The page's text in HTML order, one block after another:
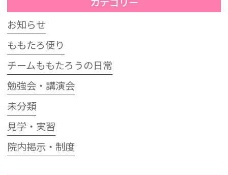
お知らせ
ももたろ便り
チームももたろうの日常
勉強会・講演会
未分類
見学・実習
院内掲示・制度